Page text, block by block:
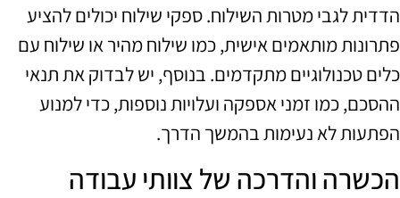
הדדית לגבי מטרות השילוח. ספקי שילוח יכולים להציע
פתרונות מותאמים אישית, כמו שילוח מהיר או שילוח עם
כלים טכנולוגיים מתקדמים. בנוסף, יש לבדוק את תנאי
ההסכם, כמו זמני אספקה ועלויות נוספות, כדי למנוע
הפתעות לא נעימות בהמשך הדרך.
הכשרה והדרכה של צוותי עבודה